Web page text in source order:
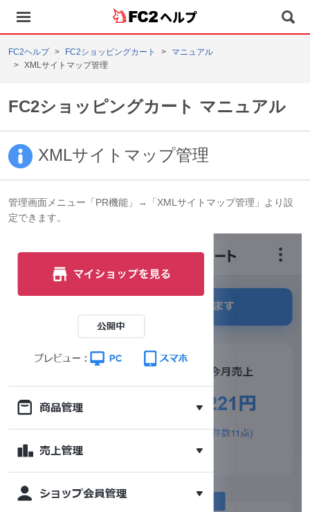
ヘルプ
FC2ヘルプ FC2ショッピングカート
マニュアル
XMLサイトマップ管理
FC2ショッピングカート マニュアル
XMLサイトマップ管理
管理画面メニュー「PR機能」→「XMLサイトマップ管理」より設
定できます。